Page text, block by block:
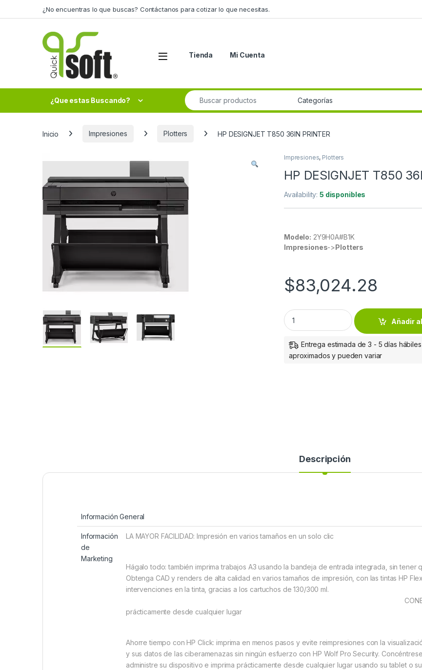
¿No encuentras lo que buscas? Contáctanos para cotizar lo que necesitas.
Tienda Mi Cuenta
¿Que estas Buscando?
Search for:
Inicio Impresiones Plotters HP DESIGNJET T850 36IN PRINTER
Impresiones, Plotters
HP DESIGNJET T850
Availability:5 disponibles
Modelo: 2Y9H0A#B1K
Impresiones->Plotters
$83,024.28
HP DESIGNJET T850 36IN PRINTER
Añadir
Entrega estimada de 3 - 5 días
aproximados y pueden variar
Descripción
Información General
Información
de
Marketing
LA MAYOR FACILIDAD: Impresión en varios tamaños en un solo clic
Hágalo todo: también imprima trabajos A3 usando la bandeja de entrada integrada, sin tener
Obtenga CAD y renders de alta calidad en varios tamaños de impresión, con las tintas HP
intervenciones en la tinta, gracias a los
CONECTADO: Trabaje con
prácticamente desde cualquier lugar
Ahorre tiempo con HP Click: imprima en menos pasos y evite reimpresiones con la
y sus datos de las ciberamenazas sin ningún esfuerzo con HP Wolf Pro Security.
administre su dispositivo e imprima prácticamente desde cualquier lugar usando su tablet o su